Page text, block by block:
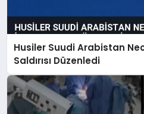
Husiler Suudi Arabistan
Saldırısı Düzenledi